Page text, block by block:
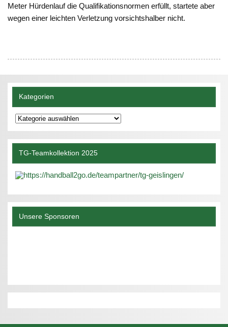
Meter Hürdenlauf die Qualifikationsnormen erfüllt, startete aber
wegen einer leichten Verletzung vorsichtshalber nicht.
Kategorien
Kategorien
TG-Teamkollektion 2025
Unsere Sponsoren